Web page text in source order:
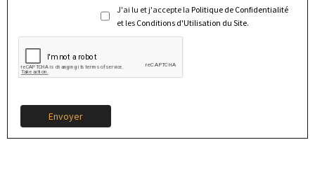
J'ai lu et j'accepte la Politique de Confidentialité
et les Conditions d'Utilisation du Site.
Envoyer